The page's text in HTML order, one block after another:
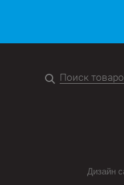
Дизайн